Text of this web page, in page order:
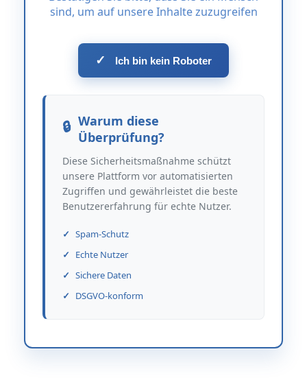
sind, um auf unsere Inhalte zuzugreifen
✓ Ich bin kein Roboter
Warum diese
Überprüfung?
Diese Sicherheitsmaßnahme schützt
unsere Plattform vor automatisierten
Zugriffen und gewährleistet die beste
Benutzererfahrung für echte Nutzer.
Spam-Schutz
Echte Nutzer
Sichere Daten
DSGVO-konform